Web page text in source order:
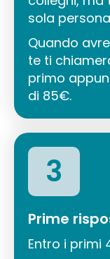
sola
Quando
te ti
primo
di 85€.
3
Prime
Entro i primi